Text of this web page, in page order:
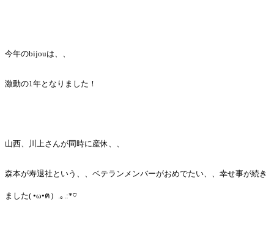
今年のbijouは、、
激動の1年となりました！
山西、川上さんが同時に産休、、
森本が寿退社という、、ベテランメンバーがおめでたい、、幸せ事が続き
ました( •ω•ฅ）.｡.:*♡